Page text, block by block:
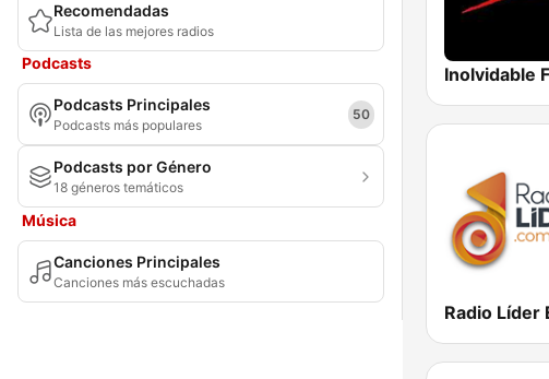
Recomendadas
Lista de las mejores radios
Podcasts
Podcasts Principales
Podcasts más populares
50
Podcasts por Género
18 géneros temáticos
Música
Canciones Principales
Canciones más escuchadas
Inolvidable